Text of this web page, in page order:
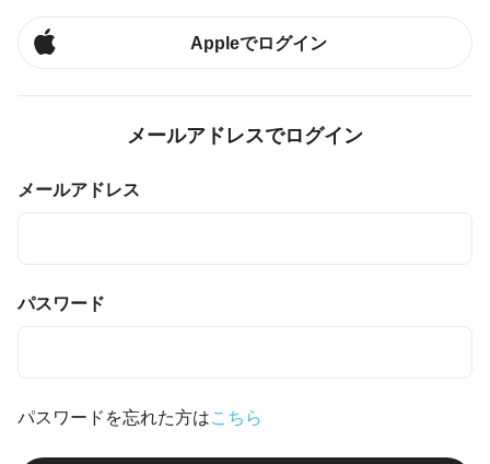
Appleでログイン
メールアドレスでログイン
メールアドレス
パスワード
パスワードを忘れた方はこちら